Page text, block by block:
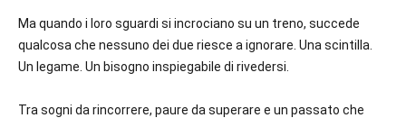
Ma quando i loro sguardi si incrociano su un treno, succede
qualcosa che nessuno dei due riesce a ignorare. Una scintilla.
Un legame. Un bisogno inspiegabile di rivedersi.
Tra sogni da rincorrere, paure da superare e un passato che